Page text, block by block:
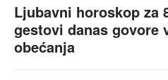
Ljubavni horoskop za
gestovi danas govore
obećanja